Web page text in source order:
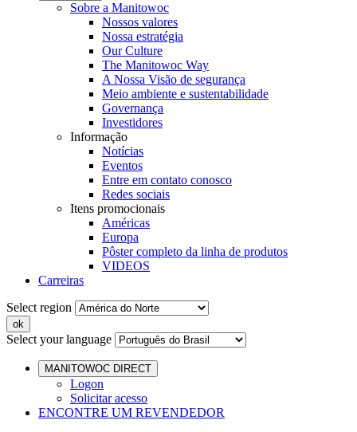
Sobre a Manitowoc
Nossos valores
Nossa estratégia
Our Culture
The Manitowoc Way
A Nossa Visão de segurança
Meio ambiente e sustentabilidade
Governança
Investidores
Informação
Notícias
Eventos
Entre em contato conosco
Redes sociais
Itens promocionais
Américas
Europa
Pôster completo da linha de produtos
VIDEOS
Carreiras
Select region
Select your language
MANITOWOC DIRECT
Logon
Solicitar acesso
ENCONTRE UM REVENDEDOR